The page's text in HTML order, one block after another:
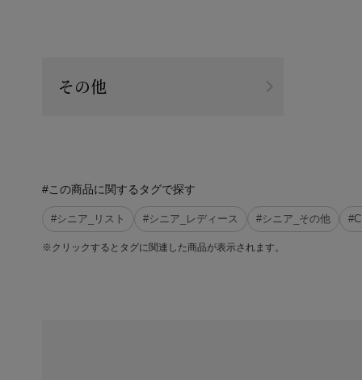
その他
#この商品に関するタグで探す
#シニア_リスト #シニア_レディース #シニア_その他
※クリックするとタグに関連した商品が表示されます。